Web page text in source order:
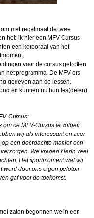
met regelmaat de twee
heb ik hier een MFV Cursus
een korporaal van het
voor de cursus getroffen
het programma. De MFV-ers
gegeven aan de lessen,
en kunnen nu hun les(delen)
Cursus:
om de MFV-Cursus te volgen
wij als interessant en zeer
een doordachte manier een
We kregen hierin veel
Het sportmoment wat wij
werd door ons eigen peloton
gaf voor de toekomst.
zaten begonnen we in een